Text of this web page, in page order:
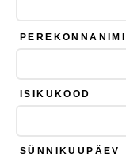
PEREKONNANIMI
ISIKUKOOD
SÜNNIKUUPÄEV